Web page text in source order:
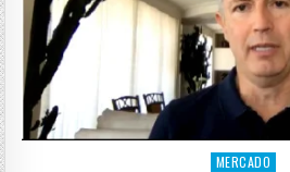
Posted
MERCADO